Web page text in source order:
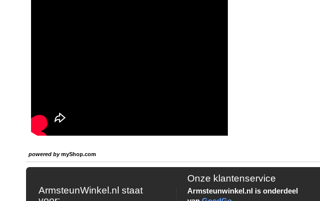
powered bymyShop.com
ArmsteunWinkel.nl staat
Onze klantenservice
Armsteunwinkel.nl is onderdeel